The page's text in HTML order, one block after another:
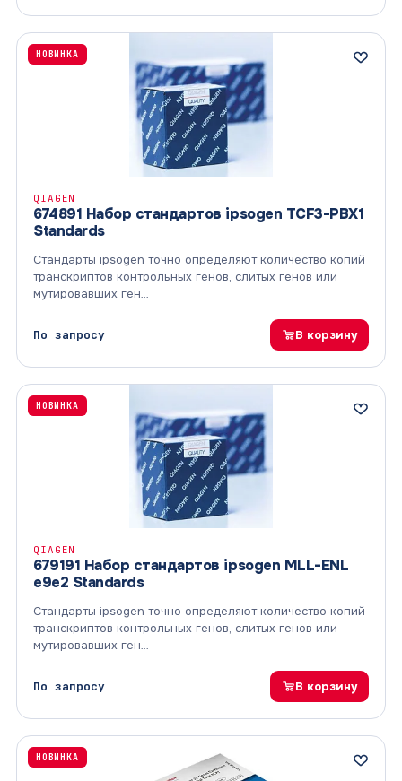
НОВИНКА
QIAGEN
674891 Набор стандартов ipsogen TCF3-PBX1
Standards
Стандарты ipsogen точно определяют количество копий
транскриптов контрольных генов, слитых генов или
мутировавших ген…
По запросу В корзину
НОВИНКА
QIAGEN
679191 Набор стандартов ipsogen MLL-ENL
e9e2 Standards
Стандарты ipsogen точно определяют количество копий
транскриптов контрольных генов, слитых генов или
мутировавших ген…
По запросу В корзину
НОВИНКА